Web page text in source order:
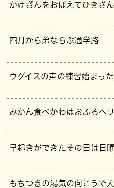
かけざんをおぼえてひきざ
四月から弟ならぶ通学路
ウグイスの声の練習始まった
みかん食べかわはおふろへ
早起きができたその日は日
もちつきの湯気の向こうで